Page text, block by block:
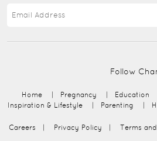
Follow
Home | Pregnancy | Education
Inspiration & Lifestyle
| Parenting |
Careers | Privacy Policy | Terms